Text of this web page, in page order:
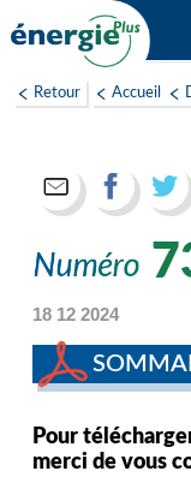
au
Retour Accueil
18 12 2024
Pour
merci de vous